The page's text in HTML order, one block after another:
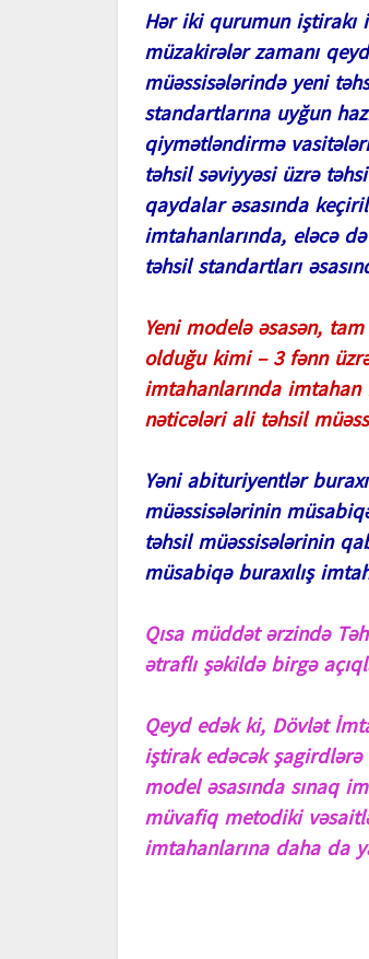
Hər iki qurumun iştirakı
müzakirələr zamanı
müəssisələrində yeni
standartlarına uyğun
qiymətləndirmə
təhsil səviyyəsi üzrə
qaydalar əsasında
imtahanlarında, eləcə
təhsil standartları
Yeni modelə əsasən,
olduğu kimi – 3 fənn
imtahanlarında imtahan
nəticələri ali təhsil
Yəni abituriyentlər
müəssisələrinin
təhsil müəssisələrinin
müsabiqə buraxılış
Qısa müddət ərzində
ətraflı şəkildə birgə
Qeyd edək ki, Dövlət
iştirak edəcək
model əsasında sınaq
müvafiq metodiki
imtahanlarına daha da